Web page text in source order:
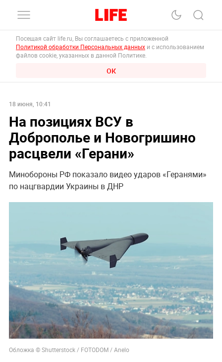
Посещая сайт life.ru, Вы соглашаетесь с приложенной
Политикой обработки Персональных данных и с использованием
файлов cookie, указанных в данной Политике.
ОК
18 июня, 10:41
На позициях ВСУ в
Доброполье и Новогришино
расцвели «Герани»
Минобороны РФ показало видео ударов «Геранями»
по нацгвардии Украины в ДНР
Обложка © Shutterstock / FOTODOM / Anelo